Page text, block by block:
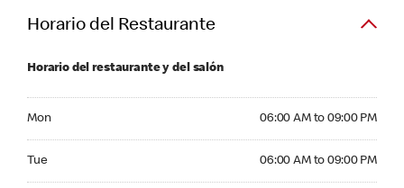
Horario del Restaurante
Horario del restaurante y del salón
Mon 06:00 AM to 09:00 PM
Tue 06:00 AM to 09:00 PM